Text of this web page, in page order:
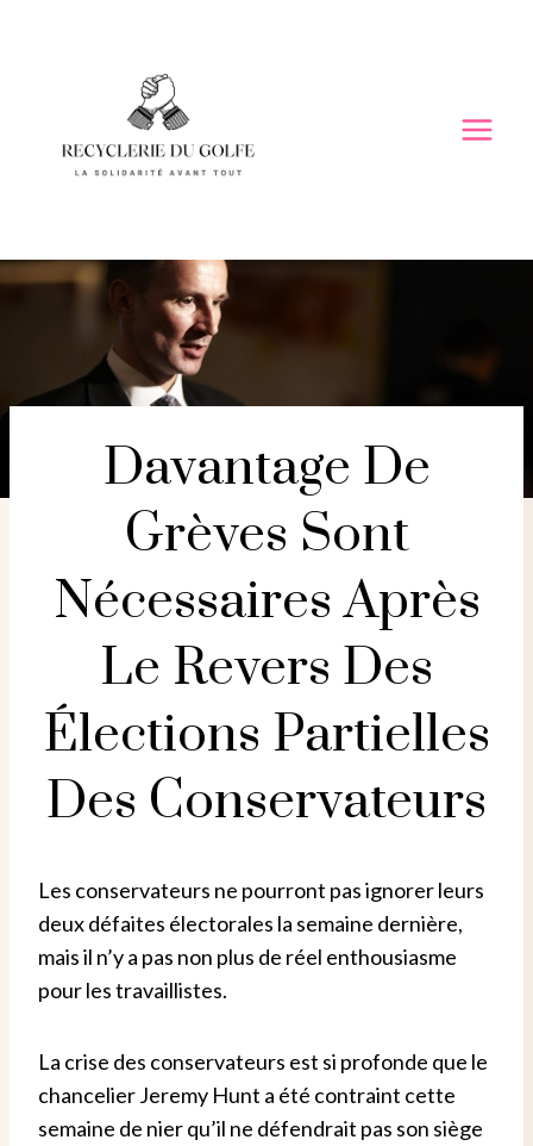
Davantage De
Grèves Sont
Nécessaires Après
Le Revers Des
Élections Partielles
Des Conservateurs
Les conservateurs ne pourront pas ignorer leurs
deux défaites électorales la semaine dernière,
mais il n’y a pas non plus de réel enthousiasme
pour les travaillistes.
La crise des conservateurs est si profonde que le
chancelier Jeremy Hunt a été contraint cette
semaine de nier qu’il ne défendrait pas son siège